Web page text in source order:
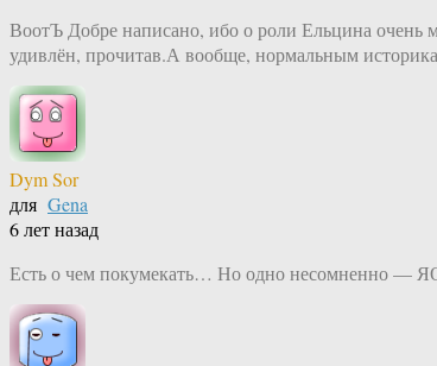
ВоотЪ Добре написано, ибо о роли Ельцина очень
удивлён, прочитав.А вообще, нормальным
Dym Sor
для Gena
6 лет назад
Есть о чем покумекать… Но одно несомненно —